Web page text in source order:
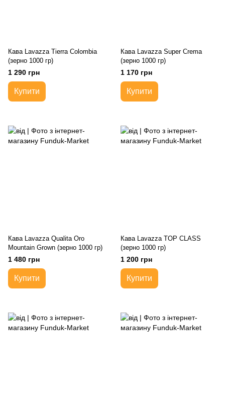
Кава Lavazza Tierra Colombia
(зерно 1000 гр)
1 290 грн
Купити
Кава Lavazza Super Crema
(зерно 1000 гр)
1 170 грн
Купити
Кава Lavazza Qualita Oro
Mountain Grown (зерно 1000 гр)
1 480 грн
Купити
Кава Lavazza TOP CLASS
(зерно 1000 гр)
1 200 грн
Купити